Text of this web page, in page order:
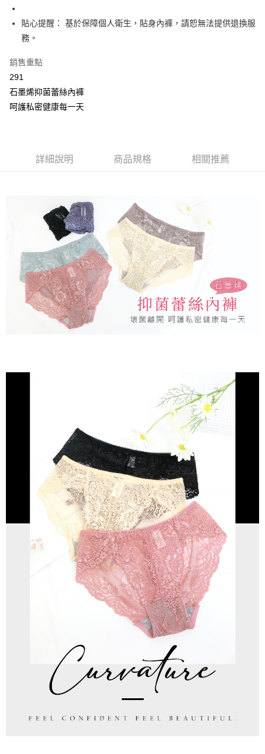
【大哥付你分期使用說明】
1.本服務由台灣大哥大提供，台灣大哥大用戶可立即使用無須另外申請。
2.付款方式選擇「大哥付你分期」，訂單成立後會自動跳轉到大哥付的交易
成交易。
4.訂單成立30分鐘內，如未前往確認交易或遇審核未通過，訂單將自動取
消。如遇「轉專審核」未通過狀況，表示未達大哥付你分期系統評分，恕無
法說明評估內容。
【繳款方式說明】
帳／街口支付／iPASS MONEY」等通路繳費。
買賣價金債權讓與本公司後，依約使用本公司帳單繳交帳款。
2.基於同意付款使用「大哥付你分期」之契約關係目的，商店將以您的個人
資料（包含姓名、電話或地址）提供予台灣大哥大進項蒐集、處理及利用，
由本公司與您本人進行分期帳單所需資料之確認、核對及更正。
3.完整用戶服務條款，請詳閱以下連結：https://oppay.tw/userRule
AFTEE先享後付
相關說明
AFTEE先享後付是「在收到商品之後才付款」的支付方式。 讓您購物簡單
便利好安心！
１．簡單：不需註冊會員、不需綁卡、不需儲值。
２．便利：只要手機號碼，簡訊認證，即可結帳。
３．安心：先確認商品／服務後，再付款。
２．訂單成立數日內，您將收到繳費通知簡訊。
購買商品的店家。未經商家同意取消之訂單仍視為有效，需透過AFTEE先享
後付繳納相關費用。
※ 交易是否成功請以「AFTEE先享後付 」之結帳頁面顯示為準，若有關於
是否繳費成功／繳費後需取消欲退款等相關疑問，請聯繫「AFTEE先享後付
客戶支援中心」https://netprotections.freshdesk.com/support/home
【注意事項】
１．透過由恩沛科技股份有限公司提供之「AFTEE先享後付」服務完成之交
易，需依本服務之必要範圍內提供個人資料，並將交易相關給付款項請求債
權轉讓予恩沛科技股份有限公司。
２．關於個人資料處理事宜，請瀏覽以下網址：
https://aftee.tw/terms/#terms3
３．未成年的使用者請事先徵得法定代理人或監護人之同意方可使用
時審查核予不同之上限額度；若仍有額度不足之情形，本公司將視審查結果
５．嚴禁一人註冊多個帳號或使用他人資訊註冊。若發現惡意使用之情形，
恩沛科技股份有限公司將有權停止該用戶之使用額度並採取法律行動。
Hami Point
相關說明
「Hami Point」為中華電信所提供之點數服務，可於會員專區綁定中華電信
會員帳號後，即可在購物車使用 Hami Point 折抵消費金額 (1點等於1元)。
付款後全家取貨
每筆NT$80，滿NT$499(含以上)免運費
萊爾富取貨付款
每筆NT$80，滿NT$799(含以上)免運費
付款後萊爾富取貨
每筆NT$80，滿NT$799(含以上)免運費
7-11取貨付款
宅配/離島不配送
每筆NT$80，滿NT$890(含以上)免運費
黑貓貨到付款
每筆NT$120
國家/地區配送
貼心提醒： 基於保障個人衛生，貼身內褲，請恕無法提供退換服
務。
銷售重點
291
石墨烯抑菌蕾絲內褲
呵護私密健康每一天
詳細說明 商品規格 相關推薦